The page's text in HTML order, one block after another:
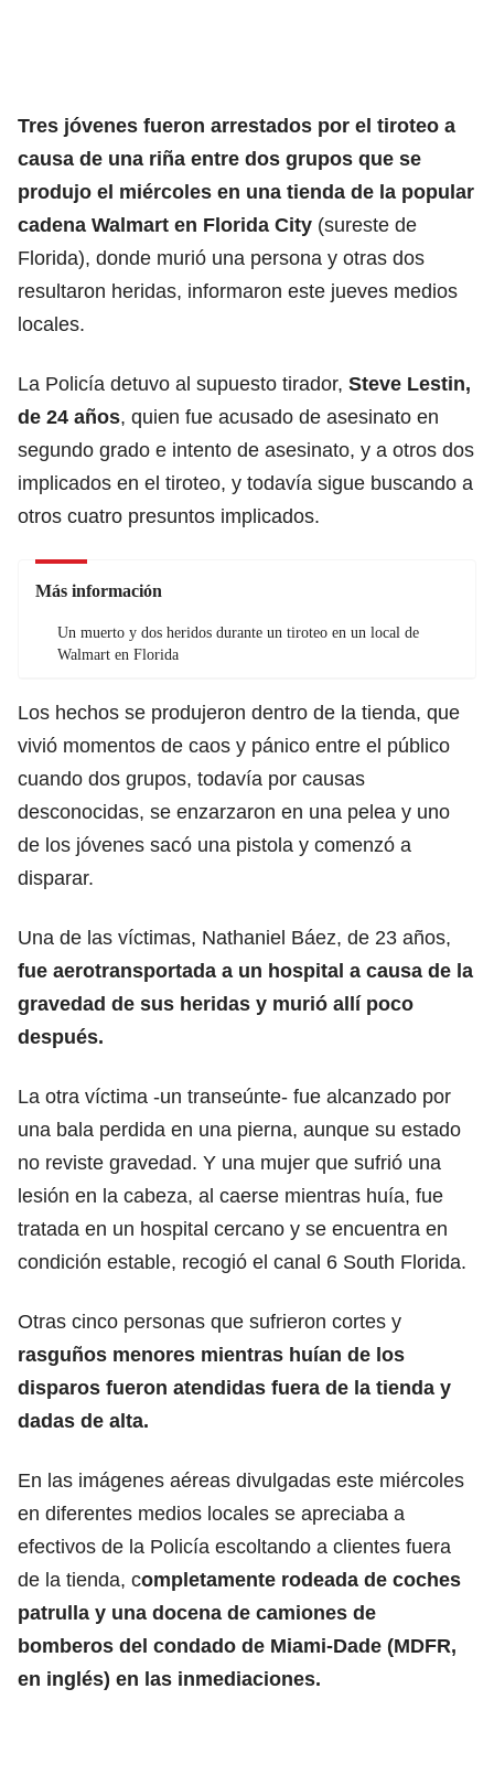
Tres jóvenes fueron arrestados por el tiroteo a
causa de una riña entre dos grupos que se
produjo el miércoles en una tienda de la popular
cadena Walmart en Florida City (sureste de
Florida), donde murió una persona y otras dos
resultaron heridas, informaron este jueves medios
locales.
La Policía detuvo al supuesto tirador, Steve Lestin,
de 24 años, quien fue acusado de asesinato en
segundo grado e intento de asesinato, y a otros dos
implicados en el tiroteo, y todavía sigue buscando a
otros cuatro presuntos implicados.
Más información
Un muerto y dos heridos durante un tiroteo en un local de
Walmart en Florida
Los hechos se produjeron dentro de la tienda, que
vivió momentos de caos y pánico entre el público
cuando dos grupos, todavía por causas
desconocidas, se enzarzaron en una pelea y uno
de los jóvenes sacó una pistola y comenzó a
disparar.
Una de las víctimas, Nathaniel Báez, de 23 años,
fue aerotransportada a un hospital a causa de la
gravedad de sus heridas y murió allí poco
después.
La otra víctima -un transeúnte- fue alcanzado por
una bala perdida en una pierna, aunque su estado
no reviste gravedad. Y una mujer que sufrió una
lesión en la cabeza, al caerse mientras huía, fue
tratada en un hospital cercano y se encuentra en
condición estable, recogió el canal 6 South Florida.
Otras cinco personas que sufrieron cortes y
rasguños menores mientras huían de los
disparos fueron atendidas fuera de la tienda y
dadas de alta.
En las imágenes aéreas divulgadas este miércoles
en diferentes medios locales se apreciaba a
efectivos de la Policía escoltando a clientes fuera
de la tienda, completamente rodeada de coches
patrulla y una docena de camiones de
bomberos del condado de Miami-Dade (MDFR,
en inglés) en las inmediaciones.